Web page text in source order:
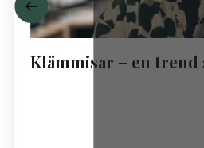
Klämmisar – en trend